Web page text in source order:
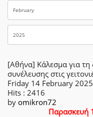
[Αθήνα] Κάλεσμα για τη
συνέλευσης στις
Friday 14 February
Hits : 2416
by omikron72
Παρασκευή